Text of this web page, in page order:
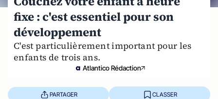
fixe : c'est essentiel pour son
développement
C'est particulièrement important pour les
enfants de trois ans.
Atlantico Rédaction
PARTAGER CLASSER